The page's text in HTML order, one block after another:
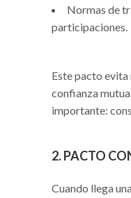
Normas de
participaciones.
Este pacto
confianza
importante:
2. PACTO
Cuando llega